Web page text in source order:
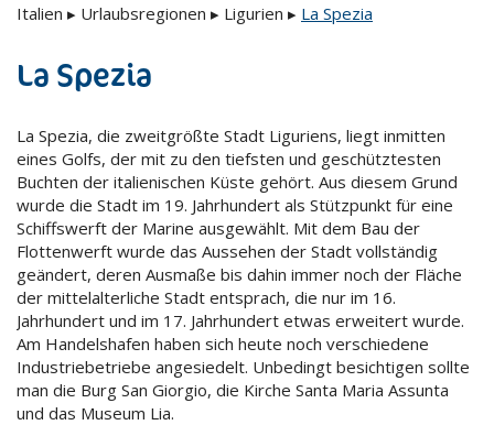
Italien ▸ Urlaubsregionen ▸ Ligurien ▸ La Spezia
La Spezia
La Spezia, die zweitgrößte Stadt Liguriens, liegt inmitten
eines Golfs, der mit zu den tiefsten und geschütztesten
Buchten der italienischen Küste gehört. Aus diesem Grund
wurde die Stadt im 19. Jahrhundert als Stützpunkt für eine
Schiffswerft der Marine ausgewählt. Mit dem Bau der
Flottenwerft wurde das Aussehen der Stadt vollständig
geändert, deren Ausmaße bis dahin immer noch der Fläche
der mittelalterliche Stadt entsprach, die nur im 16.
Jahrhundert und im 17. Jahrhundert etwas erweitert wurde.
Am Handelshafen haben sich heute noch verschiedene
Industriebetriebe angesiedelt. Unbedingt besichtigen sollte
man die Burg San Giorgio, die Kirche Santa Maria Assunta
und das Museum Lia.